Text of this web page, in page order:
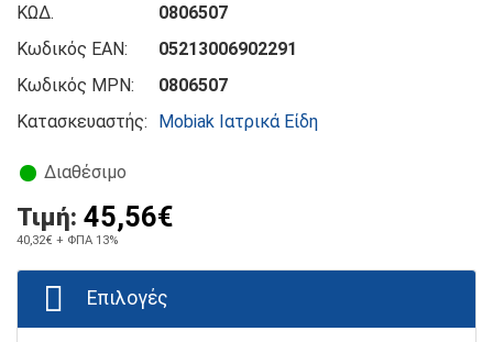
ΚΩΔ.
0806507
Κωδικός EAN:
05213006902291
Κωδικός MPN:
0806507
Κατασκευαστής:
Mobiak Ιατρικά Είδη
Διαθέσιμο
Τιμή: 45,56€
40,32€ + ΦΠΑ 13%
Επιλογές